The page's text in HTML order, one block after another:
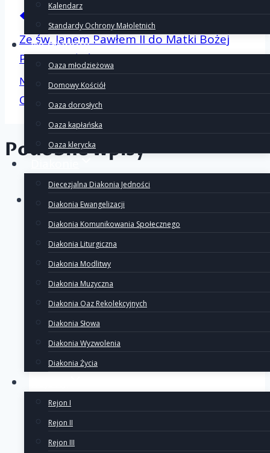
Kalendarz
Standardy Ochrony Małoletnich
Wspólnoty
Oaza młodzieżowa
Domowy Kościół
Oaza dorosłych
Oaza kapłańska
Oaza klerycka
Diecezjalna Diakonia Jedności
Diakonia Ewangelizacji
Diakonia Komunikowania Społecznego
Diakonia Liturgiczna
Diakonia Modlitwy
Diakonia Muzyczna
Diakonia Oaz Rekolekcyjnych
Diakonia Słowa
Diakonia Wyzwolenia
Diakonia Życia
Rejon I
Rejon II
Rejon III
wpisu
Poprzedni
Ze św. Janem Pawłem II do Matki Bożej
Pięknej Miłości
Następny
Oaza u św. Wojciecha
Podobne wpisy
Filmy
Piosenka
roku OŻK
2022/2023
O Matko z Częstochowskiego